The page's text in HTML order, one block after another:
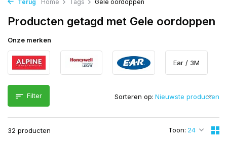
Terug Home Tags Gele oordoppen
Producten getagd met Gele oordoppen
Onze merken
Ear / 3M
Filter
32 producten Toon:
Sorteren op: